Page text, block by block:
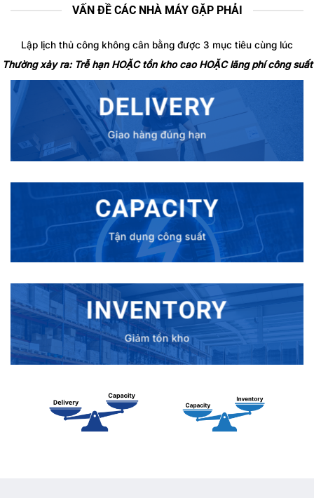
VẤN ĐỀ CÁC NHÀ MÁY GẶP PHẢI
Lập lịch thủ công không cân bằng được 3 mục tiêu cùng lúc
Thường xảy ra: Trễ hạn HOẶC tồn kho cao HOẶC lãng phí công suất
DELIVERY
Giao hàng đúng hạn
CAPACITY
Tận dụng công suất
INVENTORY
Giảm tồn kho